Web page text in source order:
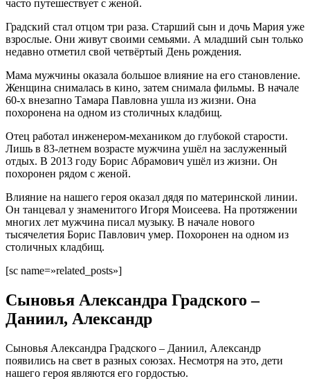
часто путешествует с женой.
Градский стал отцом три раза. Старший сын и дочь Мария уже
взрослые. Они живут своими семьями. А младший сын только
недавно отметил свой четвёртый День рождения.
Мама мужчины оказала большое влияние на его становление.
Женщина снималась в кино, затем снимала фильмы. В начале
60-х внезапно Тамара Павловна ушла из жизни. Она
похоронена на одном из столичных кладбищ.
Отец работал инженером-механиком до глубокой старости.
Лишь в 83-летнем возрасте мужчина ушёл на заслуженный
отдых. В 2013 году Борис Абрамович ушёл из жизни. Он
похоронен рядом с женой.
Влияние на нашего героя оказал дядя по материнской линии.
Он танцевал у знаменитого Игоря Моисеева. На протяжении
многих лет мужчина писал музыку. В начале нового
тысячелетия Борис Павлович умер. Похоронен на одном из
столичных кладбищ.
[sc name=»related_posts»]
Сыновья Александра Градского –
Даниил, Александр
Сыновья Александра Градского – Даниил, Александр
появились на свет в разных союзах. Несмотря на это, дети
нашего героя являются его гордостью.